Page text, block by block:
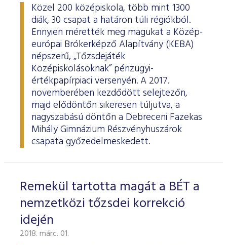
Közel 200 középiskola, több mint 1300
diák, 30 csapat a határon túli régiókból.
Ennyien mérették meg magukat a Közép-
európai Brókerképző Alapítvány (KEBA)
népszerű, „Tőzsdejáték
Középiskolásoknak” pénzügyi-
értékpapírpiaci versenyén. A 2017.
novemberében kezdődött selejtezőn,
majd elődöntőn sikeresen túljutva, a
nagyszabású döntőn a Debreceni Fazekas
Mihály Gimnázium Részvényhuszárok
csapata győzedelmeskedett.
Remekül tartotta magát a BÉT a
nemzetközi tőzsdei korrekció
idején
2018. márc. 01.